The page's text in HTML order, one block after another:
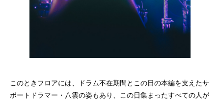
このときフロアには、ドラム不在期間とこの日の本編を支えたサ
ポートドラマー・八雲の姿もあり、この日集まったすべての人が